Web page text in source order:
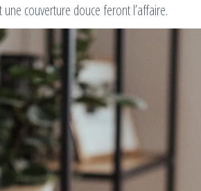
couverture douce feront l’affaire.